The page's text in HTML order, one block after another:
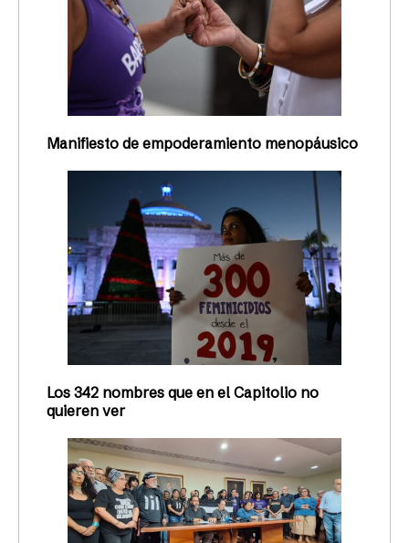
Manifiesto de empoderamiento menopáusico
Los 342 nombres que en el Capitolio no
quieren ver